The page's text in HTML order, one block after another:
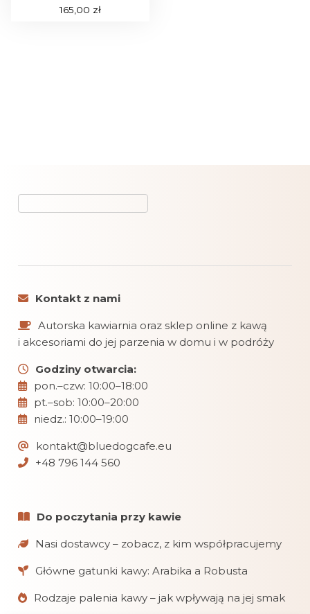
165,00 zł
Kontakt z nami
Autorska kawiarnia oraz sklep online z kawą
i akcesoriami do jej parzenia w domu i w podróży
Godziny otwarcia:
pon.–czw: 10:00–18:00
pt.–sob: 10:00–20:00
niedz.: 10:00–19:00
kontakt@bluedogcafe.eu
+48 796 144 560
Do poczytania przy kawie
Nasi dostawcy – zobacz, z kim współpracujemy
Główne gatunki kawy: Arabika a Robusta
Rodzaje palenia kawy – jak wpływają na jej smak